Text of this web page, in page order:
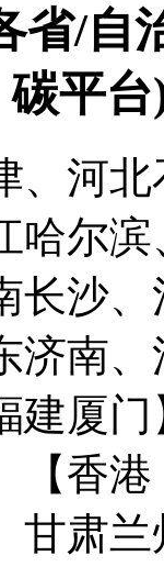
省/自
平台
、河
哈尔
长沙
济南
建厦门
【香
甘肃